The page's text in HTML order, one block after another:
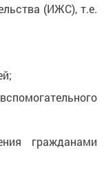
(ИЖС), т.е.
гражданами